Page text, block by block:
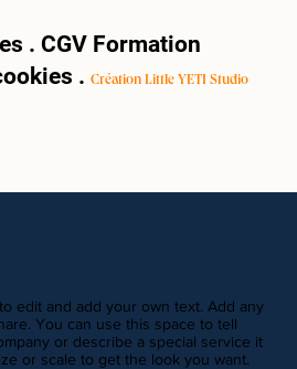
.CGV Formation
.Création Little YETI Studio
edit and add your own text. Add any
You can use this space to tell
or describe a special service it
or scale to get the look you want.